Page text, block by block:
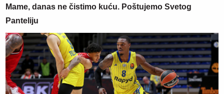
Mame, danas ne čistimo kuću. Poštujemo Svetog
Panteliju